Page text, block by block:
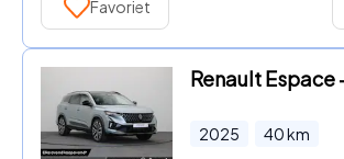
Favoriet
2025 40km